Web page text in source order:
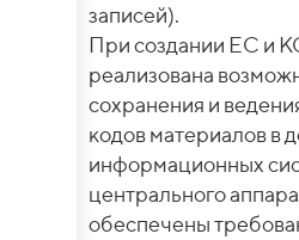
записей).
При создании ЕС и
реализована
сохранения и
кодов материалов в
информационных
центрального
обеспечены